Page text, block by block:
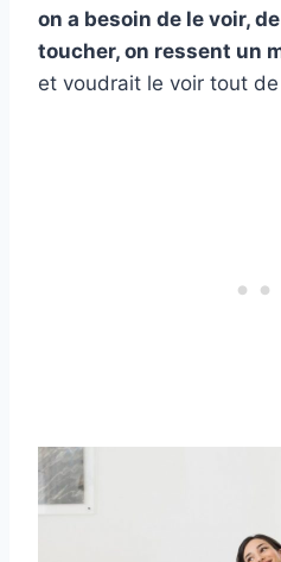
on a besoin de le voir,
toucher, on ressent un
et voudrait le voir tout